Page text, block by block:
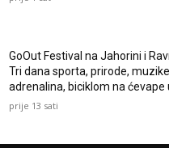
GoOut Festival na Jahorini i
Tri dana sporta, prirode,
adrenalina, biciklom na ćevape
prije 13 sati